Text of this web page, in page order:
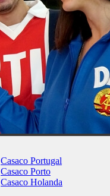
Casaco Portugal
Casaco Porto
Casaco Holanda